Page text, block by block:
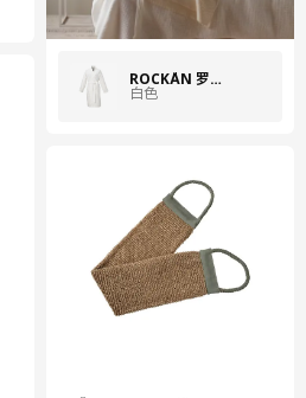
ROCKÅN 罗克翁
白色